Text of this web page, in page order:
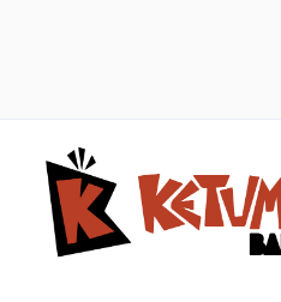
contenuto